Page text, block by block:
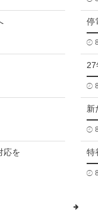
停
新
応を 特